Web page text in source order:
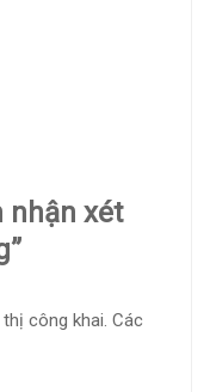
nhận xét
công khai. Các